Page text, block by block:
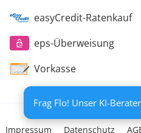
Frag Flo! Unser KI-
easyCredit-Ratenkauf
eps-Überweisung
Vorkasse
Impressum Datenschutz